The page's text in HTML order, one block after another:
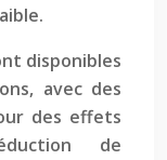
disponibles
avec des
des effets
de